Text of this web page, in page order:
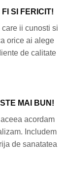
SI FERICIT!
ii cunosti si
orice ai alege
de calitate
MAI BUN!
acordam
Includem
de sanatatea